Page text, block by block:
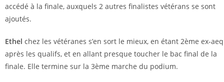
accédé à la finale, auxquels 2 autres finalistes vétérans se sont
ajoutés.
Ethel chez les vétéranes s’en sort le mieux, en étant 2ème ex-
après les qualifs, et en allant presque toucher le bac final de la
finale. Elle termine sur la 3ème marche du podium.